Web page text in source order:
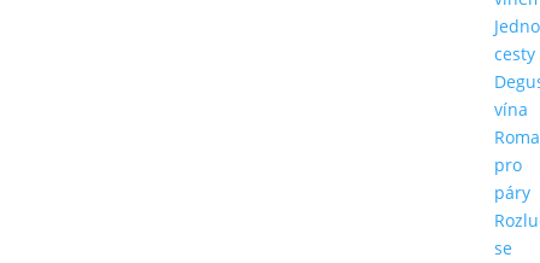
cesty
vína
pro
páry
se